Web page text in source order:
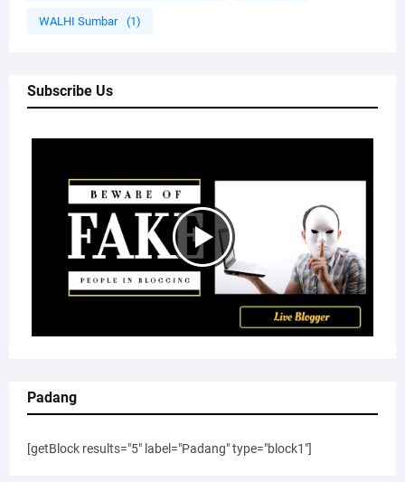
WALHI Sumbar (1)
Subscribe Us
Padang
[getBlock results="5" label="Padang" type="block1"]